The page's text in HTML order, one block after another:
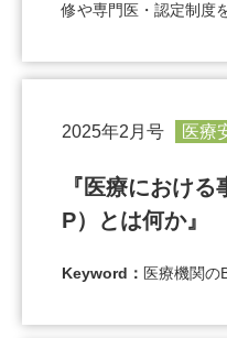
修や専門医・認定制度
2025年2月号 医療
『医療におけ
P）とは何か』
Keyword： 医療機関の